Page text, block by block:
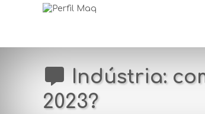
Indústria:
2023?